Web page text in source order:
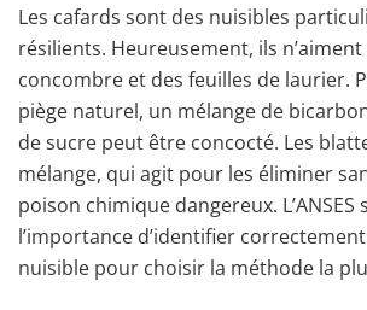
Les cafards sont des nuisibles
résilients. Heureusement, ils n’aiment
concombre et des feuilles de laurier.
piège naturel, un mélange de
de sucre peut être concocté. Les
mélange, qui agit pour les éliminer
poison chimique dangereux. L’ANSES
l’importance d’identifier
nuisible pour choisir la méthode la